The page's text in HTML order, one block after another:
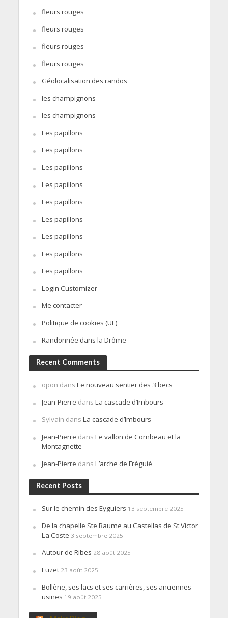
fleurs rouges
fleurs rouges
fleurs rouges
fleurs rouges
Géolocalisation des randos
les champignons
les champignons
Les papillons
Les papillons
Les papillons
Les papillons
Les papillons
Les papillons
Les papillons
Les papillons
Les papillons
Login Customizer
Me contacter
Politique de cookies (UE)
Randonnée dans la Drôme
Recent Comments
opon dans Le nouveau sentier des 3 becs
Jean-Pierre dans La cascade d’Imbours
Sylvain dans La cascade d’Imbours
Jean-Pierre dans Le vallon de Combeau et la
Montagnette
Jean-Pierre dans L’arche de Fréguié
Recent Posts
Sur le chemin des Eyguiers 13 septembre 2025
De la chapelle Ste Baume au Castellas de St Victor
La Coste 3 septembre 2025
Autour de Ribes 28 août 2025
Luzet 23 août 2025
Bollène, ses lacs et ses carrières, ses anciennes
usines 19 août 2025